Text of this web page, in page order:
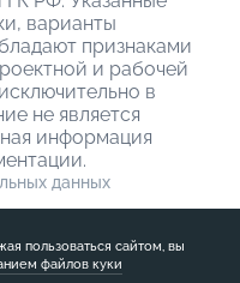
варианты
признаками
и рабочей
в
не является
информация
данных
пользоваться сайтом, вы
файлов куки